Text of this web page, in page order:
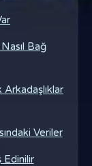
Bağ
Arkadaşlıklar
Veriler
Edinilir